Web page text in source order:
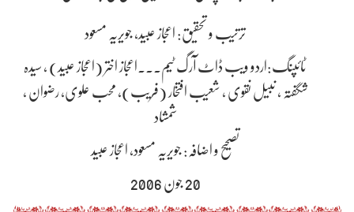
ترتیب و تحقیق: اعجاز عبید، جویریہ مسعود
ٹائپنگ:اردو ویب ڈاٹ آرگ ٹیم۔۔۔اعجاز اختر (اعجاز عبید) ، سیدہ
شگفتہ ، نبیل نقوی ، شعیب افتخار (فریب)، محب علوی، رضوان ،
شمشاد
تصحیح و اضافہ: جویریہ مسعود، اعجاز عبید
20 جون 2006